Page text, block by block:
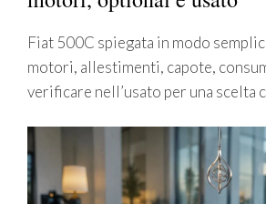
Fiat 500C spiegata in modo
motori, allestimenti, capote,
verificare nell’usato per una scelta